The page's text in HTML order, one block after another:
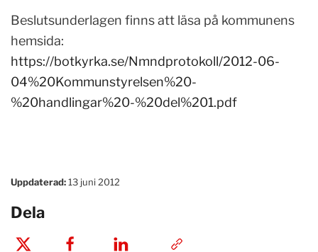
Beslutsunderlagen finns att läsa på kommunens
hemsida:
https://botkyrka.se/Nmndprotokoll/2012-06-
04%20Kommunstyrelsen%20-
%20handlingar%20-%20del%201.pdf
Uppdaterad:13 juni 2012
Dela